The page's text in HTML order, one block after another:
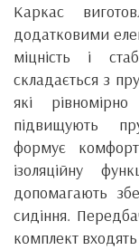
Каркас
додатковими
міцність і
складається з
які
підвищують
формує
ізоляційну
допомагають
сидіння.
комплект